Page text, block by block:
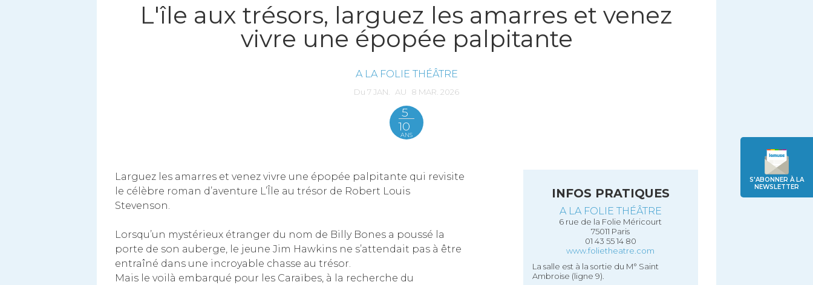
S'ABONNER À LA
NEWSLETTER
L'île aux trésors, larguez les amarres et venez
vivre une épopée palpitante
A LA FOLIE THÉÂTRE
Du 7 JAN. AU 8 MAR. 2026
5
10
ANS
Larguez les amarres et venez vivre une épopée palpitante qui revisite
le célèbre roman d’aventure L’Île au trésor de Robert Louis
Stevenson.
Lorsqu’un mystérieux étranger du nom de Billy Bones a poussé la
porte de son auberge, le jeune Jim Hawkins ne s’attendait pas à être
entraîné dans une incroyable chasse au trésor.
Mais le voilà embarqué pour les Caraïbes, à la recherche du
INFOS PRATIQUES
A LA FOLIE THÉÂTRE
6 rue de la Folie Méricourt
75011 Paris
01 43 55 14 80
www.folietheatre.com
La salle est à la sortie du M° Saint
Ambroise (ligne 9).